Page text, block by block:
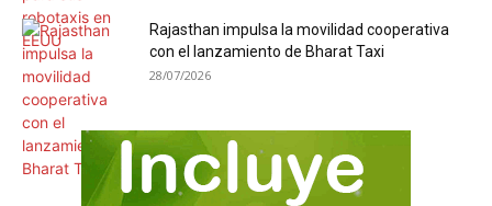
Rajasthan impulsa la movilidad cooperativa
con el lanzamiento de Bharat Taxi
28/07/2026